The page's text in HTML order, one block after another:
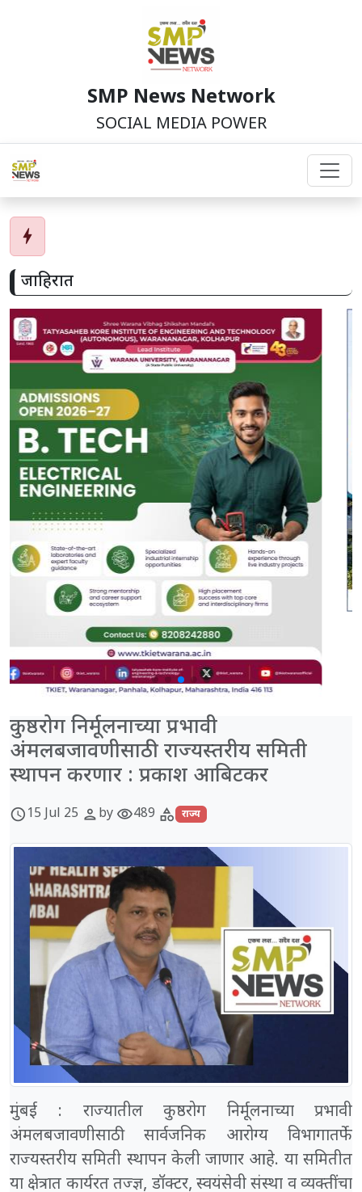
SMP News Network
SOCIAL MEDIA POWER
bolt
जाहिरात
कुष्ठरोग निर्मूलनाच्या प्रभावी
अंमलबजावणीसाठी राज्यस्तरीय समिती
स्थापन करणार : प्रकाश आबिटकर
schedule15 Jul 25 personby visibility489 category राज्य
मुंबई : राज्यातील कुष्ठरोग निर्मूलनाच्या प्रभावी
अंमलबजावणीसाठी सार्वजनिक आरोग्य विभागातर्फे
राज्यस्तरीय समिती स्थापन केली जाणार आहे. या समितीत
या क्षेत्रात कार्यरत तज्ज्ञ, डॉक्टर, स्वयंसेवी संस्था व व्यक्तींचा